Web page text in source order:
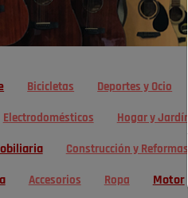
Bicicletas Deportes y Ocio
Electrodomésticos Hogar y Jardín
Construcción y Reformas
Accesorios Ropa Motor